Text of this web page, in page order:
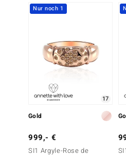
Nur noch 1
17
Gold
999,- €
SI1 Argyle-Rose de